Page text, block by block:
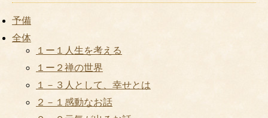
予備
全体
１ー１人生を考える
１ー２禅の世界
１－３人として、幸せとは
２－１感動なお話